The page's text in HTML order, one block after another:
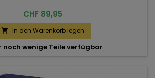
Preis
CHF 89,95
 In den Warenkorb legen
noch wenige Teile verfügbar